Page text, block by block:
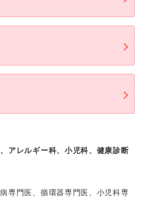
アレルギー科、小児科、健康診断
専門医、循環器専門医、小児科専